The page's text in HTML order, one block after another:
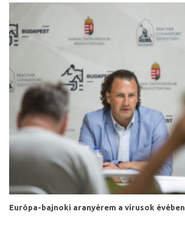
Európa-bajnoki aranyérem a vírusok évében